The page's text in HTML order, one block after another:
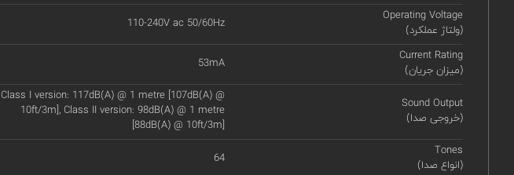
Operating Voltage
(ولتاژ عملکرد)
110-240V ac 50/60Hz
Current Rating
(میزان جریان)
53mA
Sound Output
(خروجی صدا)
Class I version: 117dB(A) @ 1 metre [107dB(A) @
10ft/3m], Class II version: 98dB(A) @ 1 metre
[88dB(A) @ 10ft/3m]
Tones
(انواع صدا)
64